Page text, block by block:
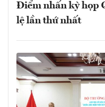
Điểm nhấn kỳ họp
lệ lần thứ nhất